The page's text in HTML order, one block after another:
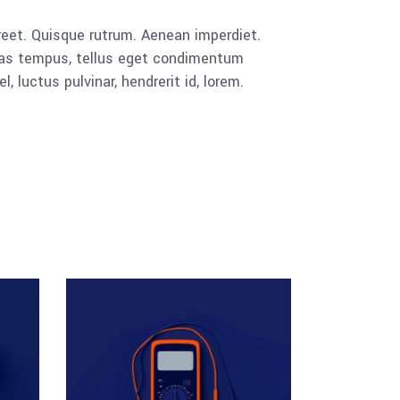
Quisque rutrum. Aenean imperdiet.
tempus, tellus eget condimentum
luctus pulvinar, hendrerit id, lorem.